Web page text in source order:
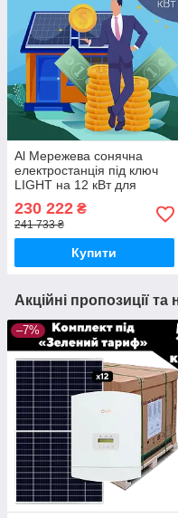
Al Мережева сонячна
електростанція під ключ
LIGHT на 12 кВт для
СЕС комплект
230 222 ₴
241 733 ₴
Купити
Акційні пропозиції та
–7%